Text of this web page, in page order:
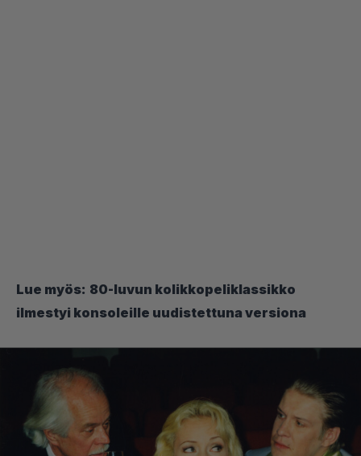
Lue myös: 80-luvun kolikkopeliklassikko
ilmestyi konsoleille uudistettuna versiona